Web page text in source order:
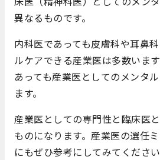
異なるものです。
内科医であっても皮膚科や耳鼻
ルケアできる産業医は多数いま
あっても産業医としてのメンタ
ます。
産業医としての専門性と臨床医
ものになります。産業医の選任
にもぜひ参考にしてみてください